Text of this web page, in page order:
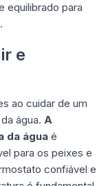
equilibrado para
e
ao cuidar de um
água. A
da água é
para os peixes e
confiável e